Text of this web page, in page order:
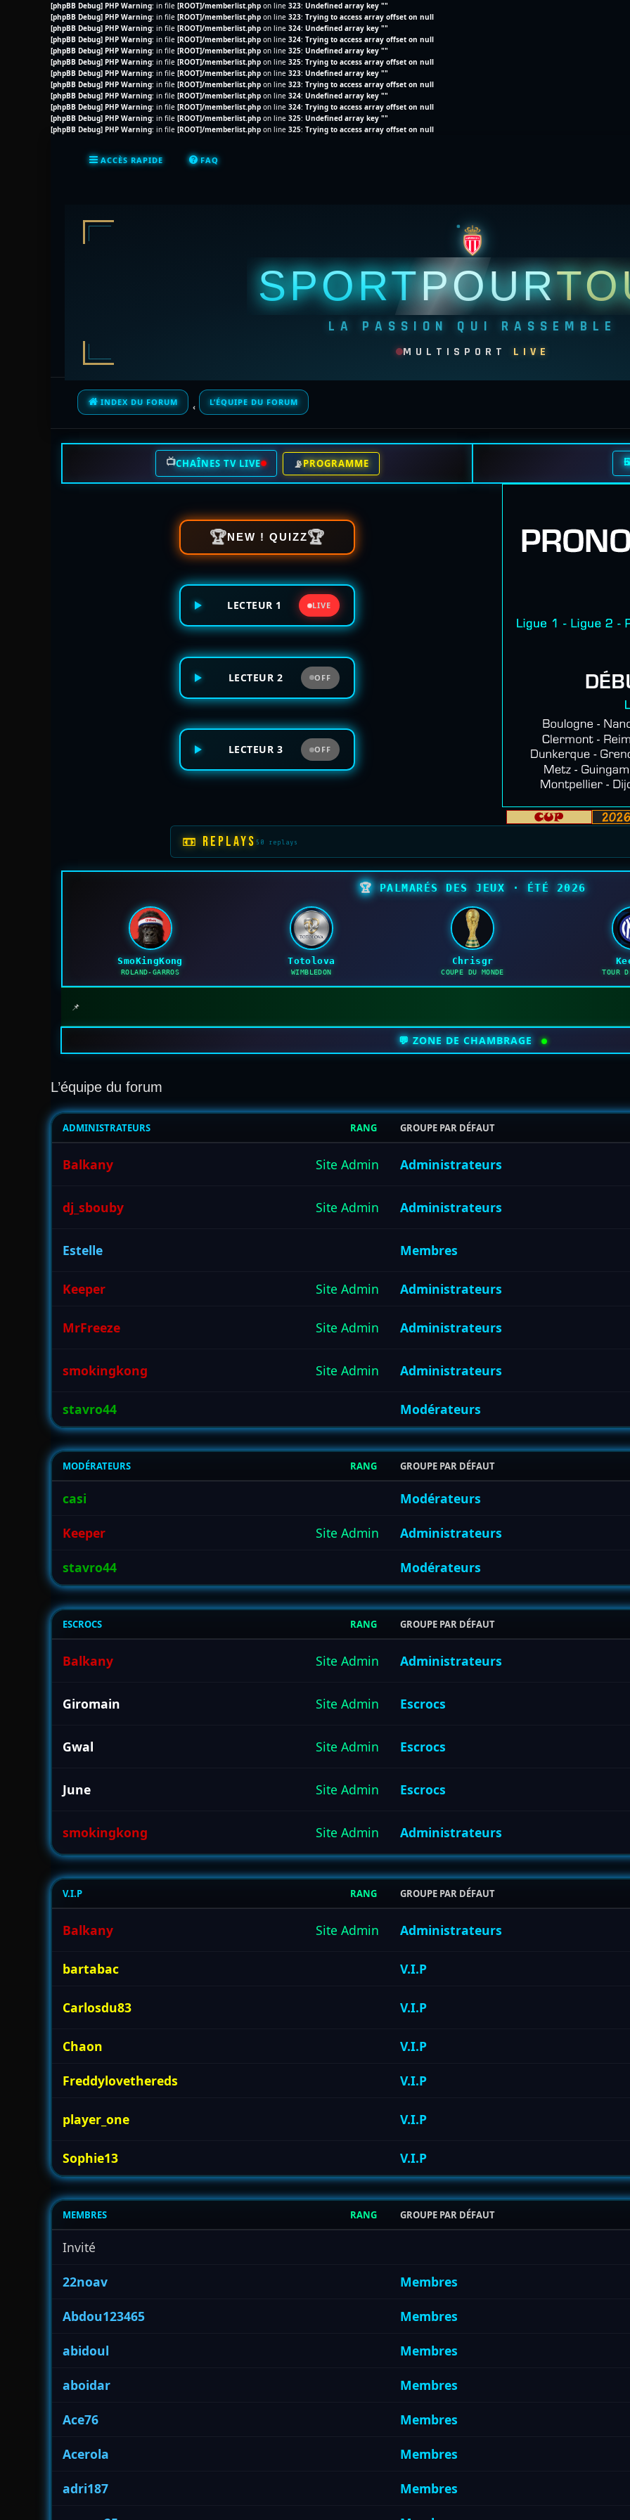
[phpBB Debug] PHP Warning: in file [ROOT]/memberlist.php on line 323: Undefined array key ""
[phpBB Debug] PHP Warning: in file [ROOT]/memberlist.php on line 323: Trying to access array offset on null
[phpBB Debug] PHP Warning: in file [ROOT]/memberlist.php on line 324: Undefined array key ""
[phpBB Debug] PHP Warning: in file [ROOT]/memberlist.php on line 324: Trying to access array offset on null
[phpBB Debug] PHP Warning: in file [ROOT]/memberlist.php on line 325: Undefined array key ""
[phpBB Debug] PHP Warning: in file [ROOT]/memberlist.php on line 325: Trying to access array offset on null
[phpBB Debug] PHP Warning: in file [ROOT]/memberlist.php on line 323: Undefined array key ""
[phpBB Debug] PHP Warning: in file [ROOT]/memberlist.php on line 323: Trying to access array offset on null
[phpBB Debug] PHP Warning: in file [ROOT]/memberlist.php on line 324: Undefined array key ""
[phpBB Debug] PHP Warning: in file [ROOT]/memberlist.php on line 324: Trying to access array offset on null
[phpBB Debug] PHP Warning: in file [ROOT]/memberlist.php on line 325: Undefined array key ""
[phpBB Debug] PHP Warning: in file [ROOT]/memberlist.php on line 325: Trying to access array offset on null
ACCÈS RAPIDE FAQ
SPORTPOUR
LA PASSION QUI RASSEMBLE
MULTISPORT LIVE
INDEX DU FORUM L’ÉQUIPE DU FORUM
📺CHAÎNES TV LIVE 📡PROGRAMME
🏆NEW ! QUIZZ🏆
LECTEUR 1 LIVE
LECTEUR 2 OFF
LECTEUR 3 OFF
📼 REPLAYS 50 replays
🏆 PALMARÉS DES JEUX · ÉTÉ 2026
SmoKingKong
ROLAND-GARROS
Totolova
WIMBLEDON
Chrisgr
COUPE DU MONDE TOUR
📌
💬 ZONE DE CHAMBRAGE
L’équipe du forum
RANG
ADMINISTRATEURS GROUPE PAR DÉFAUT
Site Admin
Balkany Administrateurs
Site Admin
dj_sbouby Administrateurs
Estelle Membres
Site Admin
Keeper Administrateurs
Site Admin
MrFreeze Administrateurs
Site Admin
smokingkong Administrateurs
stavro44 Modérateurs
RANG
MODÉRATEURS GROUPE PAR DÉFAUT
casi Modérateurs
Site Admin
Keeper Administrateurs
stavro44 Modérateurs
RANG
ESCROCS GROUPE PAR DÉFAUT
Site Admin
Balkany Administrateurs
Site Admin
Giromain Escrocs
Site Admin
Gwal Escrocs
Site Admin
June Escrocs
Site Admin
smokingkong Administrateurs
RANG
V.I.P GROUPE PAR DÉFAUT
Site Admin
Balkany Administrateurs
bartabac V.I.P
Carlosdu83 V.I.P
Chaon V.I.P
Freddylovethereds V.I.P
player_one V.I.P
Sophie13 V.I.P
RANG
MEMBRES GROUPE PAR DÉFAUT
Invité
22noav Membres
Abdou123465 Membres
abidoul Membres
aboidar Membres
Ace76 Membres
Acerola Membres
adri187 Membres